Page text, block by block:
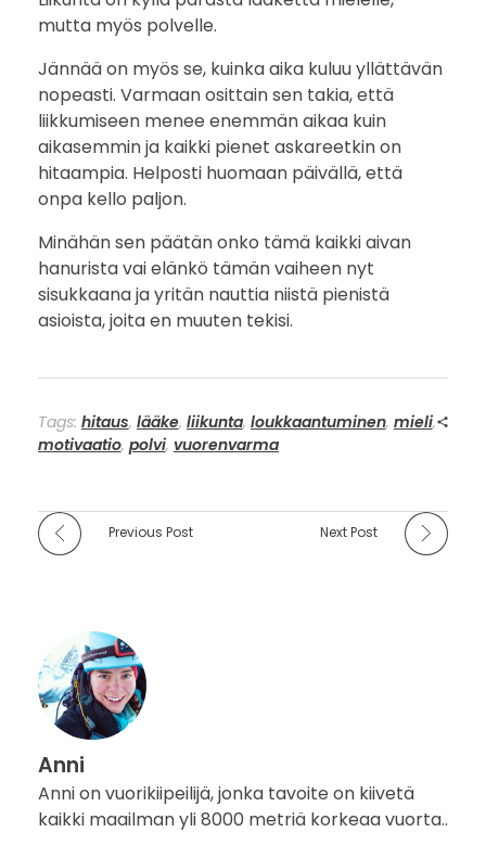
mutta myös polvelle.
Jännää on myös se, kuinka aika kuluu yllättävän
nopeasti. Varmaan osittain sen takia, että
liikkumiseen menee enemmän aikaa kuin
aikasemmin ja kaikki pienet askareetkin on
hitaampia. Helposti huomaan päivällä, että
onpa kello paljon.
Minähän sen päätän onko tämä kaikki aivan
hanurista vai elänkö tämän vaiheen nyt
sisukkaana ja yritän nauttia niistä pienistä
asioista, joita en muuten tekisi.
Tags: hitaus, lääke, liikunta, loukkaantuminen, mieli,
motivaatio, polvi, vuorenvarma
Previous Post Next Post
Anni
Anni on vuorikiipeilijä, jonka tavoite on kiivetä
kaikki maailman yli 8000 metriä korkeaa vuorta..